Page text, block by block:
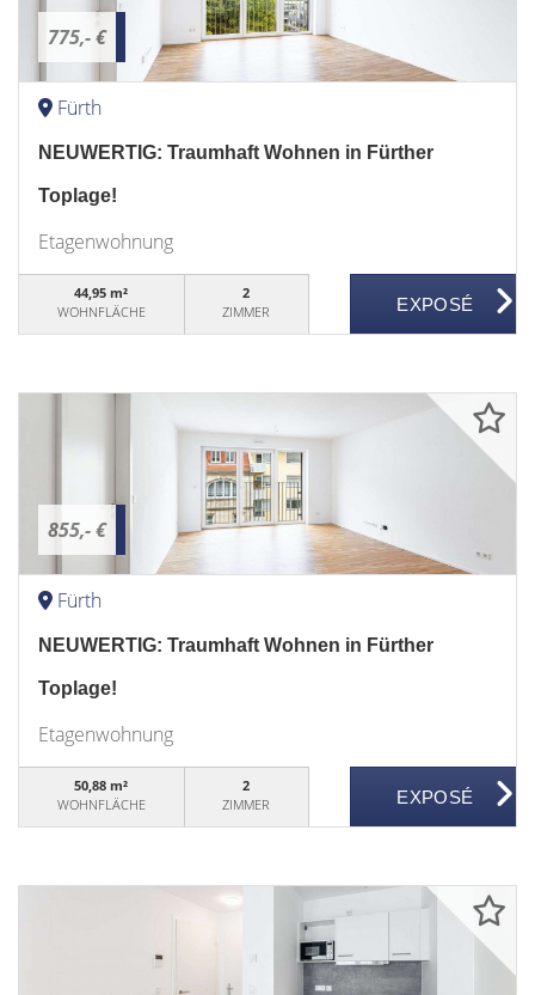
775,- €
Fürth
NEUWERTIG: Traumhaft Wohnen in Fürther
Toplage!
Etagenwohnung
44,95 m²
WOHNFLÄCHE
2
ZIMMER
855,- €
Fürth
NEUWERTIG: Traumhaft Wohnen in Fürther
Toplage!
Etagenwohnung
50,88 m²
WOHNFLÄCHE
2
ZIMMER